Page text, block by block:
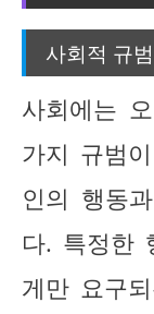
사회적 규
사회에는
가지 규범
인의 행동
다. 특정한
게만 요구